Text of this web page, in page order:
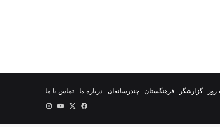
گزارشگر فرهنگستان چندرسانه‌ای درباره ما
تماس با ما
فیس
یوتیوب